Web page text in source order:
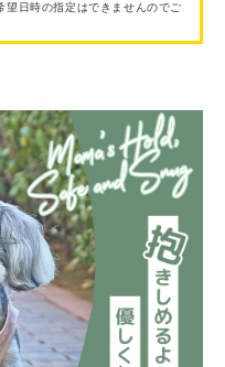
望日時の指定はできませんのでご